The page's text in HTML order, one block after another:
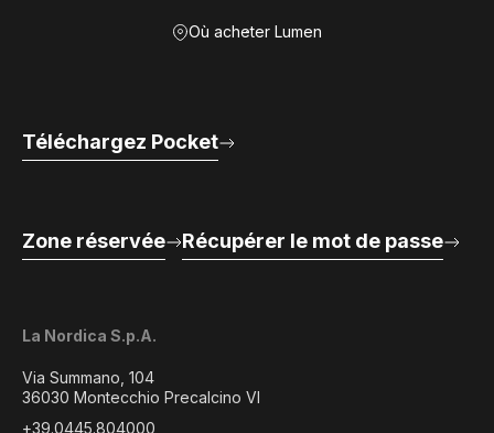
Où acheter Lumen
La Nordica S.p.A.
Via Summano, 104
36030 Montecchio Precalcino VI
+39.0445.804000
Téléchargez Pocket
Zone réservée Récupérer le mot de passe